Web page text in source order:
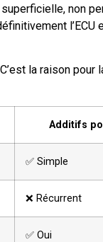
non
l’ECU
la raison
Additifs
✅ Simple
❌ Récurrent
✅ Oui